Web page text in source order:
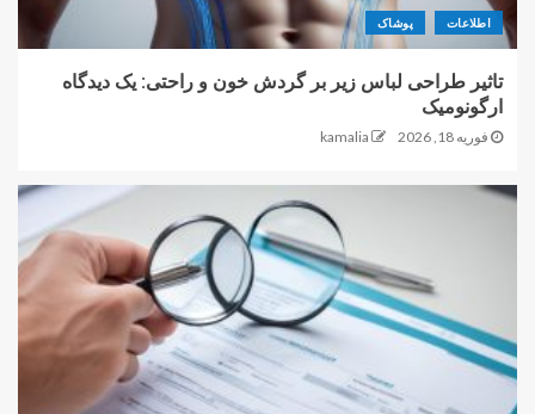
اطلاعات پوشاک
تاثیر طراحی لباس زیر بر گردش خون و راحتی: یک دیدگاه
ارگونومیک
فوریه 18, 2026 kamalia